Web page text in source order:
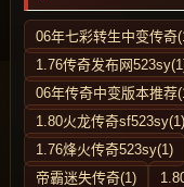
06年七彩转生中变传奇
1.76传奇发布网
06年传奇中变版本推荐
1.80火龙传奇sf523sy(1)
1.76烽火传奇523sy(1)
帝霸迷失传奇(1)